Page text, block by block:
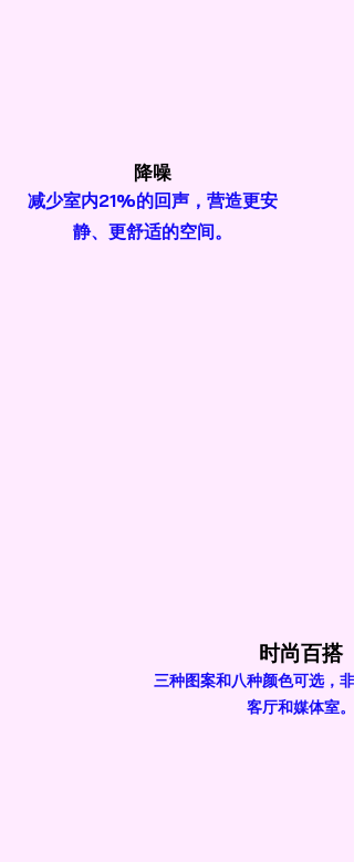
降噪
减少室内21%的回声，营造更安
静、更舒适的空间。
时尚百搭
三种图案和八种颜色可选，非
客厅和媒体室。